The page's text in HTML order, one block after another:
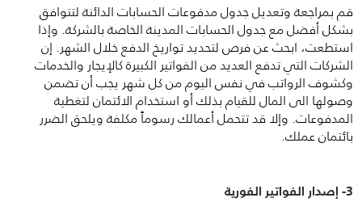
قم بمراجعة وتعديل جدول مدفوعات الحسابات الدائنة لتتوافق
بشكل أفضل مع جدول الحسابات المدينة الخاصة بالشركة. وإذا
استطعت، ابحث عن فرص لتحديد تواريخ الدفع خلال الشهر. إن
الشركات التي تدفع العديد من الفواتير الكبيرة كالإيجار والخدمات
وكشوف الرواتب في نفس اليوم من كل شهر يجب أن تضمن
وصولها الى المال للقيام بذلك أو استخدام الائتمان لتغطية
المدفوعات. وإلا قد تتحمل أعمالك رسوماً مكلفة ويلحق الضرر
بائتمان عملك.
3- إصدار الفواتير الفورية